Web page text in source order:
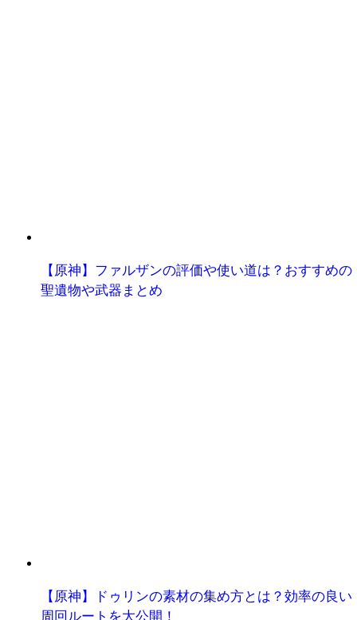
【原神】ファルザンの評価や使い道は？おすすめの
聖遺物や武器まとめ
【原神】ドゥリンの素材の集め方とは？効率の良い
周回ルートを大公開！